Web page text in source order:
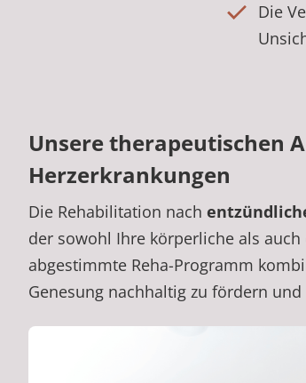
Die
Unsere therapeutischen
Herzerkrankungen
Die Rehabilitation nach
der sowohl Ihre körperliche als
abgestimmte Reha-Programm
Genesung nachhaltig zu fördern